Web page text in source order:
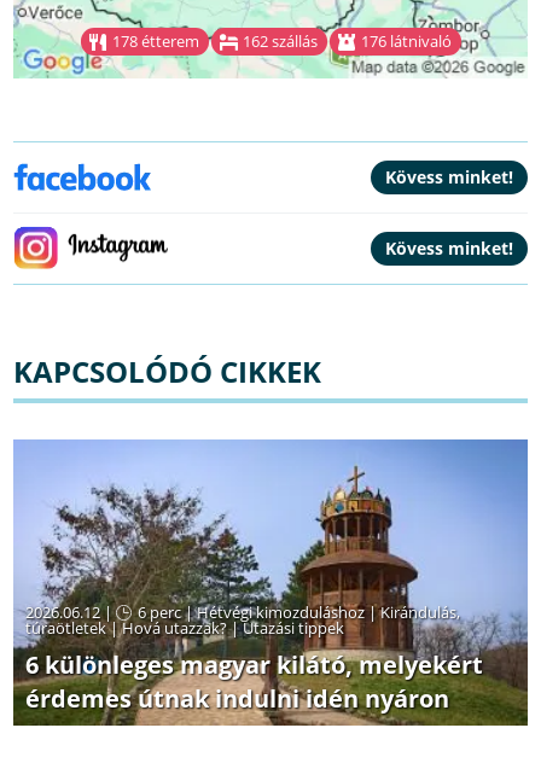
178 étterem 162 szállás 176 látnivaló
KAPCSOLÓDÓ CIKKEK
2026.06.12 | 6 perc|Hétvégi kimozduláshoz|Kirándulás,
túraötletek|Hová utazzak?|Utazási tippek
6 különleges magyar kilátó, melyekért
érdemes útnak indulni idén nyáron